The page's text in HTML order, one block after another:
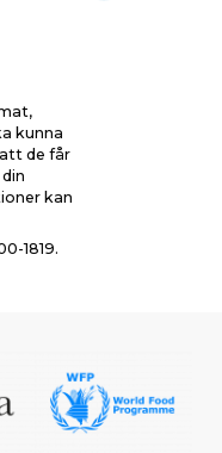
kunna
de får
kan
1819.